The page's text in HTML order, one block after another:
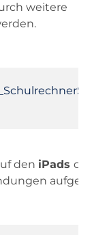
weitere
den iPads der